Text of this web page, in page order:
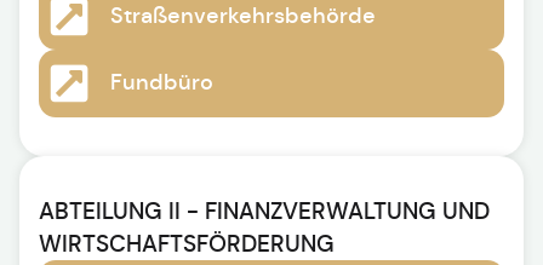
Straßenverkehrsbehörde
Fundbüro
ABTEILUNG II - FINANZVERWALTUNG UND
WIRTSCHAFTSFÖRDERUNG